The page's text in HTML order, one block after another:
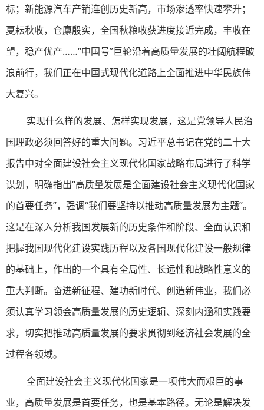
标；新能源汽车产销连创历史新高，市场渗透率快速攀升；
夏耘秋收，仓廪殷实，全国秋粮收获进度接近完成，丰收在
望，稳产优产……“中国号”巨轮沿着高质量发展的壮阔航程破
浪前行，我们正在中国式现代化道路上全面推进中华民族伟
大复兴。
实现什么样的发展、怎样实现发展，这是党领导人民治
国理政必须回答好的重大问题。习近平总书记在党的二十大
报告中对全面建设社会主义现代化国家战略布局进行了科学
谋划，明确指出“高质量发展是全面建设社会主义现代化国家
的首要任务”，强调“我们要坚持以推动高质量发展为主题”。
这是在深入分析我国发展新的历史条件和阶段、全面认识和
把握我国现代化建设实践历程以及各国现代化建设一般规律
的基础上，作出的一个具有全局性、长远性和战略性意义的
重大判断。奋进新征程、建功新时代、创造新伟业，我们必
须认真学习领会高质量发展的历史逻辑、深刻内涵和实践要
求，切实把推动高质量发展的要求贯彻到经济社会发展的全
过程各领域。
全面建设社会主义现代化国家是一项伟大而艰巨的事
业，高质量发展是首要任务，也是基本路径。无论是解决发